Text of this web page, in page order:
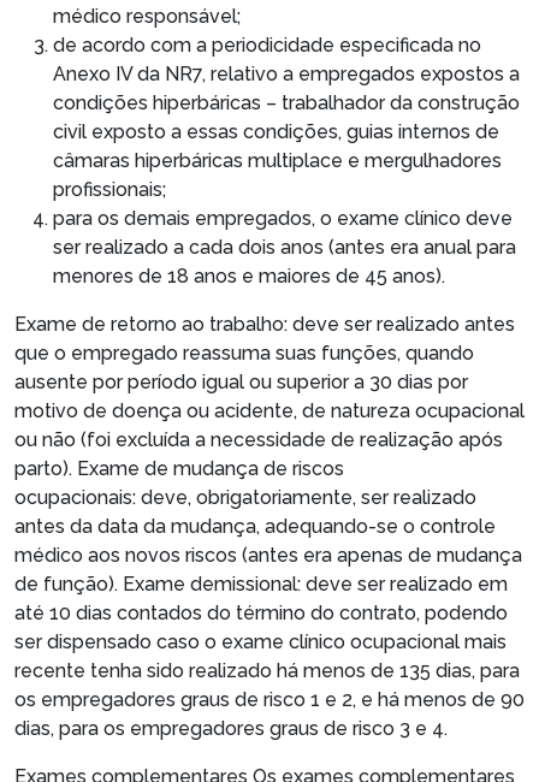
médico responsável;
de acordo com a periodicidade especificada no
Anexo IV da NR7, relativo a empregados expostos a
condições hiperbáricas – trabalhador da construção
civil exposto a essas condições, guias internos de
câmaras hiperbáricas multiplace e mergulhadores
profissionais;
para os demais empregados, o exame clínico deve
ser realizado a cada dois anos (antes era anual para
menores de 18 anos e maiores de 45 anos).
Exame de retorno ao trabalho: deve ser realizado antes
que o empregado reassuma suas funções, quando
ausente por período igual ou superior a 30 dias por
motivo de doença ou acidente, de natureza ocupacional
ou não (foi excluída a necessidade de realização após
parto). Exame de mudança de riscos
ocupacionais: deve, obrigatoriamente, ser realizado
antes da data da mudança, adequando-se o controle
médico aos novos riscos (antes era apenas de mudança
de função). Exame demissional: deve ser realizado em
até 10 dias contados do término do contrato, podendo
ser dispensado caso o exame clínico ocupacional mais
recente tenha sido realizado há menos de 135 dias, para
os empregadores graus de risco 1 e 2, e há menos de 90
dias, para os empregadores graus de risco 3 e 4.
Exames complementares Os exames complementares